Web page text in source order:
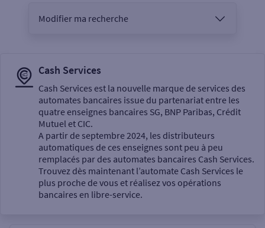
Modifier ma recherche
Sélectionnez votre recherche
Un service
Cash Services
Cash Services est la nouvelle marque de services des
automates bancaires issue du partenariat entre les
quatre enseignes bancaires SG, BNP Paribas, Crédit
Mutuel et CIC.
A partir de septembre 2024, les distributeurs
automatiques de ces enseignes sont peu à peu
remplacés par des automates bancaires Cash Services.
Trouvez dès maintenant l’automate Cash Services le
plus proche de vous et réalisez vos opérations
bancaires en libre-service.